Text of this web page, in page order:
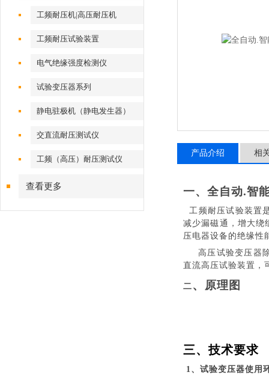
工频耐压机|高压耐压机
工频耐压试验装置
电气绝缘强度检测仪
试验变压器系列
静电驻极机（静电发生器）
交直流耐压测试仪
工频（高压）耐压测试仪
查看更多
产品介绍 相
一、 全自动.智
工频耐压试验装置
减少漏磁通，增大绕
压电器设备的绝缘性
高压试验变压器
直流高压试验装置，
二 、 原理图
三、技术要求
1、试验变压器使用